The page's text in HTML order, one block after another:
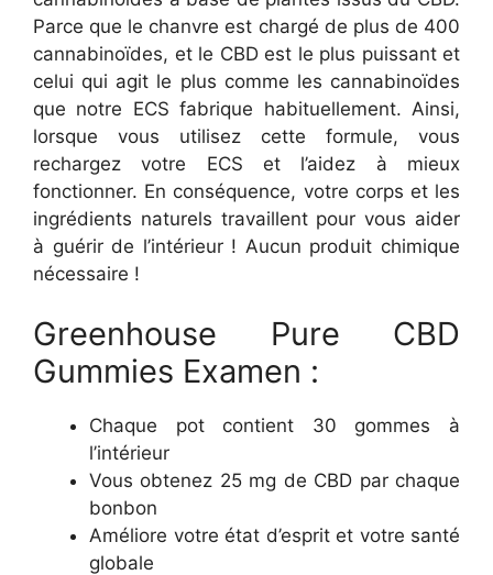
Parce que le chanvre est chargé de plus de 400
cannabinoïdes, et le CBD est le plus puissant et
celui qui agit le plus comme les cannabinoïdes
que notre ECS fabrique habituellement. Ainsi,
lorsque vous utilisez cette formule, vous
rechargez votre ECS et l’aidez à mieux
fonctionner. En conséquence, votre corps et les
ingrédients naturels travaillent pour vous aider
à guérir de l’intérieur ! Aucun produit chimique
nécessaire !
Greenhouse Pure CBD
Gummies Examen :
Chaque pot contient 30 gommes à
l’intérieur
Vous obtenez 25 mg de CBD par chaque
bonbon
Améliore votre état d’esprit et votre santé
globale